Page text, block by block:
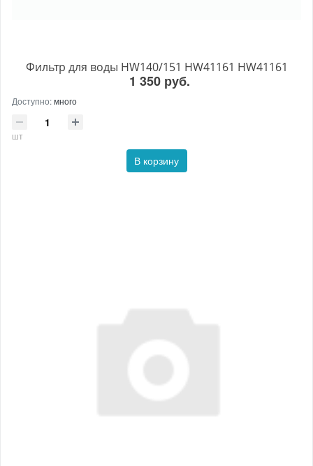
Фильтр для воды HW140/151 HW41161 HW41161
1 350 руб.
Доступно:много
шт
В корзину